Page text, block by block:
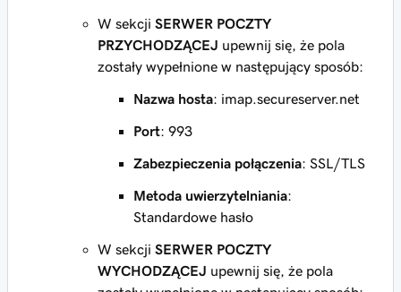
W sekcji SERWER POCZTY
PRZYCHODZĄCEJ upewnij się, że pola
zostały wypełnione w następujący sposób:
Nazwa hosta: imap.secureserver.net
Port: 993
Zabezpieczenia połączenia: SSL/TLS
Metoda uwierzytelniania:
Standardowe hasło
W sekcji SERWER POCZTY
WYCHODZĄCEJ upewnij się, że pola